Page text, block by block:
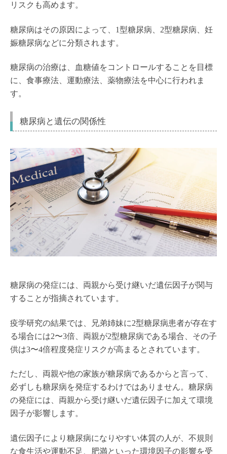
リスクも高めます。
糖尿病はその原因によって、1型糖尿病、2型糖尿病、妊
娠糖尿病などに分類されます。
糖尿病の治療は、血糖値をコントロールすることを目標
に、食事療法、運動療法、薬物療法を中心に行われま
す。
糖尿病と遺伝の関係性
糖尿病の発症には、両親から受け継いだ遺伝因子が関与
することが指摘されています。
疫学研究の結果では、兄弟姉妹に2型糖尿病患者が存在す
る場合には2〜3倍、両親が2型糖尿病である場合、その子
供は3〜4倍程度発症リスクが高まるとされています。
ただし、両親や他の家族が糖尿病であるからと言って、
必ずしも糖尿病を発症するわけではありません。糖尿病
の発症には、両親から受け継いだ遺伝因子に加えて環境
因子が影響します。
遺伝因子により糖尿病になりやすい体質の人が、不規則
な食生活や運動不足、肥満といった環境因子の影響を受